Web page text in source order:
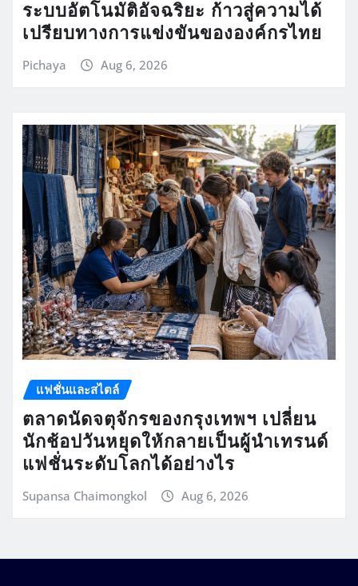
ระบบอัตโนมัติอัจฉริยะ ก้าวสู่ความได้
เปรียบทางการแข่งขันขององค์กรไทย
Pichaya Aug 6, 2026
แฟชั่นและสไตล์
ตลาดนัดจตุจักรของกรุงเทพฯ เปลี่ยน
นักช้อปวันหยุดให้กลายเป็นผู้นำเทรนด์
แฟชั่นระดับโลกได้อย่างไร
Supansa Chaimongkol Aug 6, 2026